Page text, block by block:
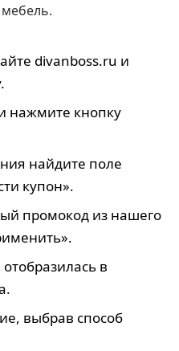
divanboss.ru и
нажмите кнопку
найдите поле
купон».
промокод из нашего
в
выбрав способ